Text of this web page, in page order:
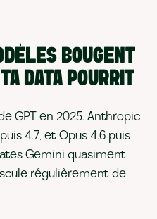
BOUGENT
DATA POURRIT
GPT en 2025. Anthropic
4.7, et Opus 4.6 puis
Gemini quasiment
régulièrement de